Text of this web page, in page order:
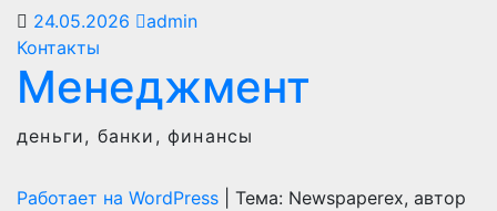
24.05.2026
admin
Контакты
Менеджмент
деньги, банки, финансы
Работает на WordPress Тема: Newspaperex, автор